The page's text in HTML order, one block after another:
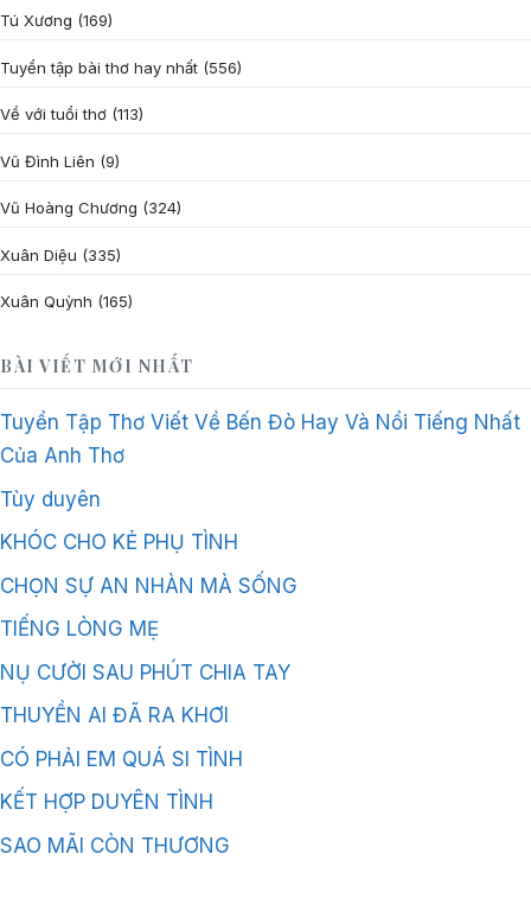
Tú Xương (169)
Tuyển tập bài thơ hay nhất (556)
Về với tuổi thơ (113)
Vũ Đình Liên (9)
Vũ Hoàng Chương (324)
Xuân Diệu (335)
Xuân Quỳnh (165)
BÀI VIẾT MỚI NHẤT
Tuyển Tập Thơ Viết Về Bến Đò Hay Và Nổi Tiếng Nhất
Của Anh Thơ
Tùy duyên
KHÓC CHO KẺ PHỤ TÌNH
CHỌN SỰ AN NHÀN MÀ SỐNG
TIẾNG LÒNG MẸ
NỤ CƯỜI SAU PHÚT CHIA TAY
THUYỀN AI ĐÃ RA KHƠI
CÓ PHẢI EM QUÁ SI TÌNH
KẾT HỢP DUYÊN TÌNH
SAO MÃI CÒN THƯƠNG